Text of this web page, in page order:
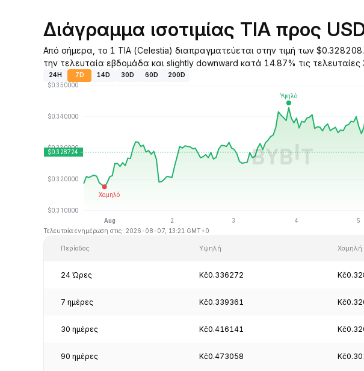
Διάγραμμα ισοτιμίας TIA προς
Από σήμερα, το 1 TIA (Celestia) διαπραγματεύεται στην τιμή των
την τελευταία εβδομάδα και slightly downward κατά 14.87% τις τελευταίες
24H 7D 14D 30D 60D 200D
Τελευταία ενημέρωση στις: 2026-08-07, 13:21 GMT+0
Περίοδος Υψηλή Χαμηλή
24 Ώρες Kč0.336272
7 ημέρες Kč0.339361
30 ημέρες Kč0.416141
90 ημέρες Kč0.473058